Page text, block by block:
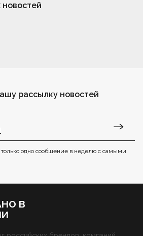
новостей
рассылку новостей
одно сообщение в неделю с самыми
В